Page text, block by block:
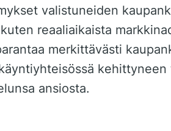
valistuneiden
reaaliaikaista
merkittävästi
kehittyneen
ansiosta.